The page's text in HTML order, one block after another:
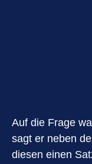
Auf die Frage
sagt er neben
diesen einen